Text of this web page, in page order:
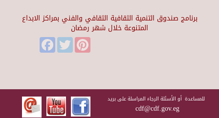
برنامج صندوق التنمية الثقافية الثقافي والفني بمراكز الابداع
المتنوعة خلال شهر رمضان
FacebookTwitter
للمساعدة أو الأسئلة الرجاء المراسلة على بريد
cdf@cdf.gov.eg